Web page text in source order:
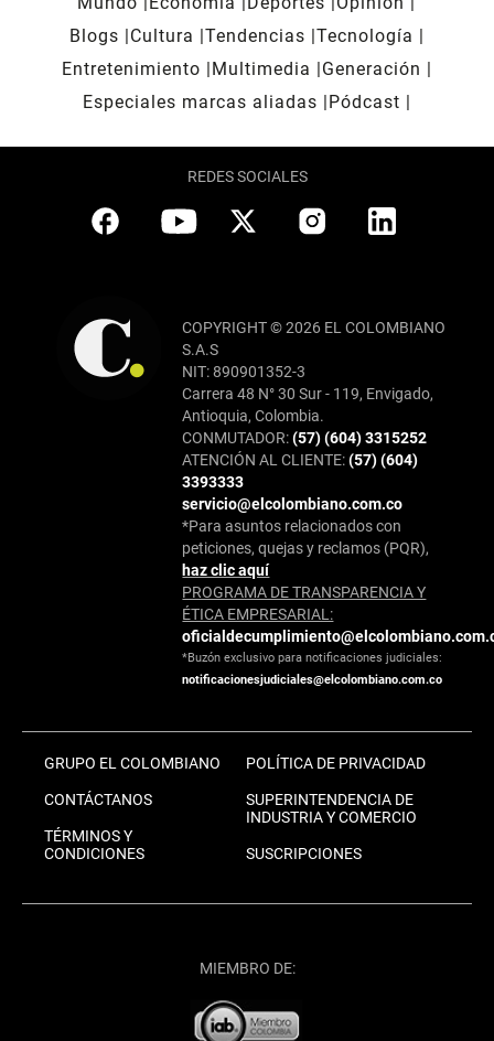
Blogs
Cultura Tendencias Tecnología
Entretenimiento
Multimedia
Generación
Especiales marcas aliadas
Pódcast
REDES SOCIALES
COPYRIGHT © 2026 EL COLOMBIANO
S.A.S
NIT: 890901352-3
Carrera 48 N° 30 Sur - 119, Envigado,
Antioquia, Colombia.
CONMUTADOR:(57) (604) 3315252
ATENCIÓN AL CLIENTE:(57) (604)
3393333
servicio@elcolombiano.com.co
*Para asuntos relacionados con
peticiones, quejas y reclamos (PQR),
haz clic aquí
PROGRAMA DE TRANSPARENCIA Y
ÉTICA EMPRESARIAL:
*Buzón exclusivo para notificaciones judiciales:
notificacionesjudiciales@elcolombiano.com.co
GRUPO EL COLOMBIANO
CONTÁCTANOS
TÉRMINOS Y
CONDICIONES
POLÍTICA DE PRIVACIDAD
SUPERINTENDENCIA DE
INDUSTRIA Y COMERCIO
SUSCRIPCIONES
MIEMBRO DE: